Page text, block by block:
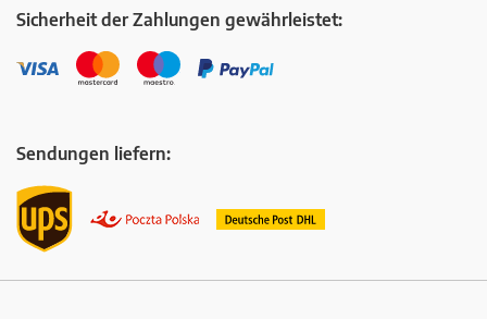
Sicherheit der Zahlungen gewährleistet:
Sendungen liefern: